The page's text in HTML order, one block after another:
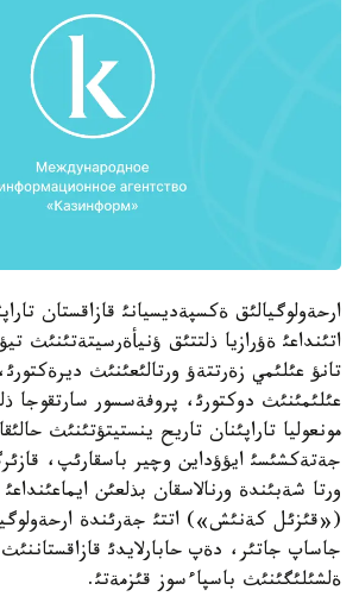
ارحةولوگيالئق ةكسپةديسيانئ قازاقستان
اتئنداعئ ةؤرازيا ذلتتئق ؤنيأةرسيتةتئنئث
تانؤ عئلئمي زةرتتةؤ ورتالئعئنئث
عئلئمئنئث دوكتورئ، پروفةسسور سارتقوجا
مونعوليا تاراپئنان تاريح ينستيتؤتئنئث
جةتةكشئسئ ايؤؤداين وچير باسقارئپ،
ورتا شةبئندة ورنالاسقان بذلعئن
(«قئزئل كةنئش») اتتئ جةرئندة
جاساپ جاتئر، دةپ حابارلايدئ قازاقستاننئث
ةلشئلئگئنئث باسپاءسوز قئزمةتئ.